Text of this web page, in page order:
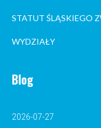
STATUT ŚLĄSKIEGO
WYDZIAŁY
Blog
2026-07-27